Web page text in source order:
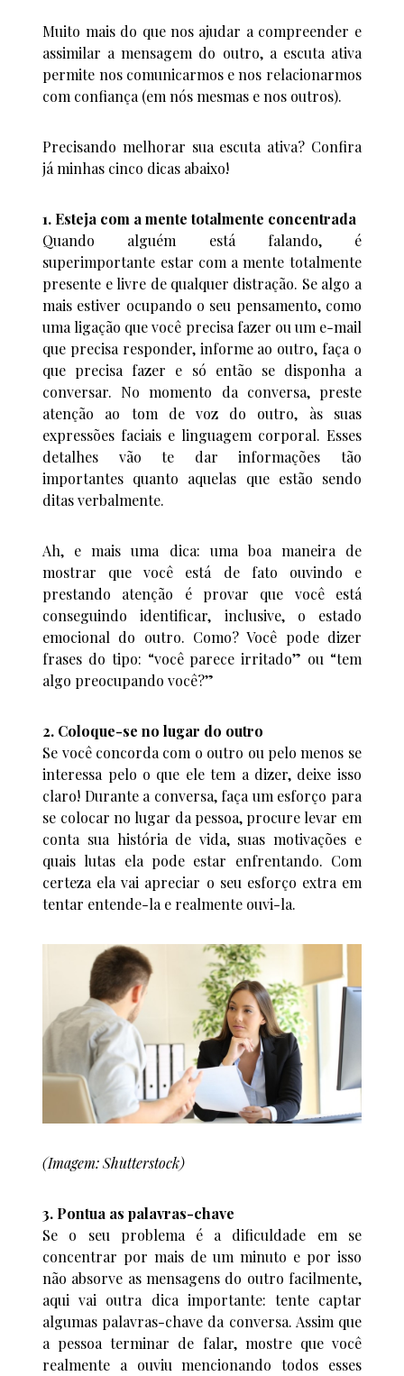
Muito mais do que nos ajudar a compreender e
assimilar a mensagem do outro, a escuta ativa
permite nos comunicarmos e nos relacionarmos
com confiança (em nós mesmas e nos outros).
Precisando melhorar sua escuta ativa? Confira
já minhas cinco dicas abaixo!
1. Esteja com a mente totalmente concentrada
Quando alguém está falando, é
superimportante estar com a mente totalmente
presente e livre de qualquer distração. Se algo a
mais estiver ocupando o seu pensamento, como
uma ligação que você precisa fazer ou um e-mail
que precisa responder, informe ao outro, faça o
que precisa fazer e só então se disponha a
conversar. No momento da conversa, preste
atenção ao tom de voz do outro, às suas
expressões faciais e linguagem corporal. Esses
detalhes vão te dar informações tão
importantes quanto aquelas que estão sendo
ditas verbalmente.
Ah, e mais uma dica: uma boa maneira de
mostrar que você está de fato ouvindo e
prestando atenção é provar que você está
conseguindo identificar, inclusive, o estado
emocional do outro. Como? Você pode dizer
frases do tipo: “você parece irritado” ou “tem
algo preocupando você?”
2. Coloque-se no lugar do outro
Se você concorda com o outro ou pelo menos se
interessa pelo o que ele tem a dizer, deixe isso
claro! Durante a conversa, faça um esforço para
se colocar no lugar da pessoa, procure levar em
conta sua história de vida, suas motivações e
quais lutas ela pode estar enfrentando. Com
certeza ela vai apreciar o seu esforço extra em
tentar entende-la e realmente ouvi-la.
(Imagem: Shutterstock)
3. Pontua as palavras-chave
Se o seu problema é a dificuldade em se
concentrar por mais de um minuto e por isso
não absorve as mensagens do outro facilmente,
aqui vai outra dica importante: tente captar
algumas palavras-chave da conversa. Assim que
a pessoa terminar de falar, mostre que você
realmente a ouviu mencionando todos esses